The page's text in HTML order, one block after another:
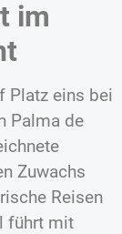
im
Platz eins bei
Palma de
Zuwachs
Reisen
führt mit